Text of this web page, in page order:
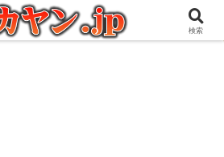
好きな管理人の愉快な日々を綴るブログ
検索